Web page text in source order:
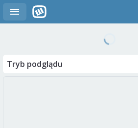
Tryb podglądu